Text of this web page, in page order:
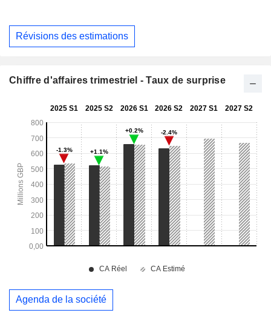
Révisions des estimations
Chiffre d'affaires trimestriel - Taux de surprise
Agenda de la société